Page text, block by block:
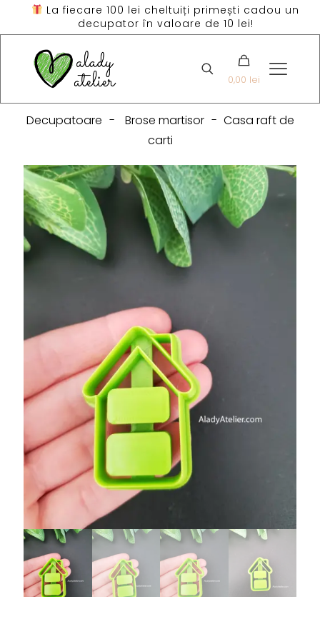
La fiecare 100 lei cheltuiți primești cadou un
decupator în valoare de 10 lei!
0,00 lei
Decupatoare - Brose martisor - Casa raft de
carti